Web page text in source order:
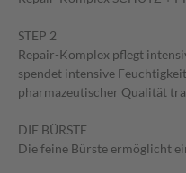
STEP 2
Repair-Komplex pflegt
spendet intensive
pharmazeutischer Qualität
DIE BÜRSTE
Die feine Bürste ermöglicht